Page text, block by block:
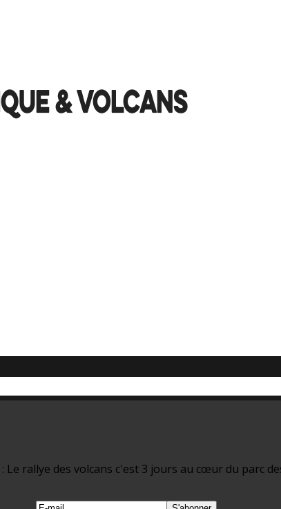
rallye des volcans c'est 3 jours au cœur du parc